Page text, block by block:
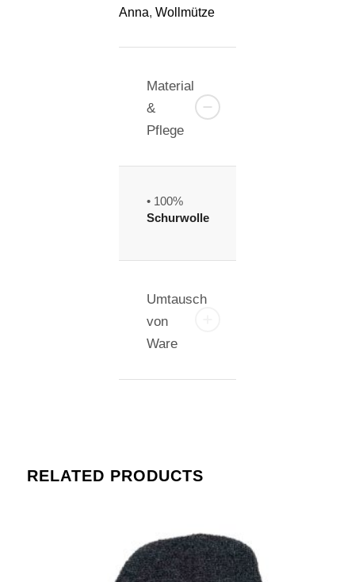
Anna, Wollmütze
Material
&
Pflege
• 100%
Schurwolle
Umtausch
von
Ware
RELATED PRODUCTS